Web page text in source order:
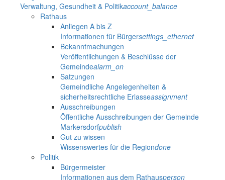
Verwaltung, Gesundheit & Politikaccount_balance
Rathaus
Anliegen A bis Z
Informationen für Bürgersettings_ethernet
Bekanntmachungen
Veröffentlichungen & Beschlüsse der
Gemeindealarm_on
Satzungen
Gemeindliche Angelegenheiten &
sicherheitsrechtliche Erlasseassignment
Ausschreibungen
Öffentliche Ausschreibungen der Gemeinde
Markersdorfpublish
Gut zu wissen
Wissenswertes für die Regiondone
Politik
Bürgermeister
Informationen aus dem Rathausperson